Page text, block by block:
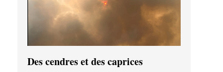
Des cendres et des caprices